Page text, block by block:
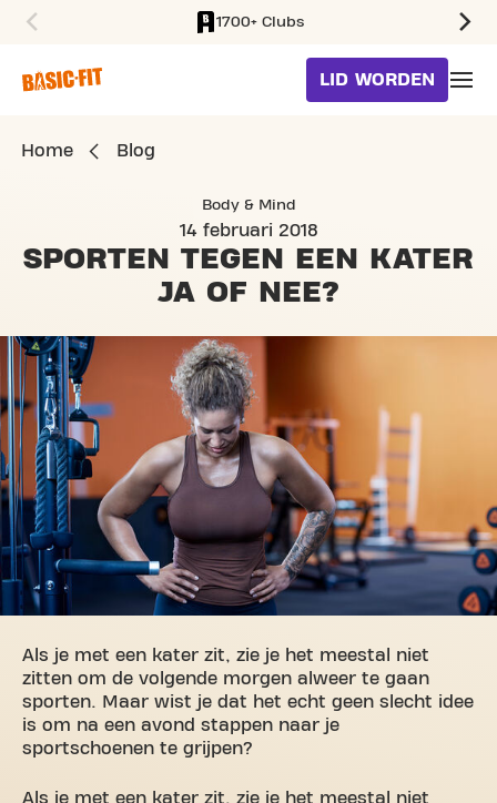
1700+ Clubs
LID WORDEN
Home Blog
Body & Mind
14 februari 2018
SPORTEN TEGEN EEN KATER
JA OF NEE?
Als je met een kater zit, zie je het meestal niet
zitten om de volgende morgen alweer te gaan
sporten. Maar wist je dat het echt geen slecht idee
is om na een avond stappen naar je
sportschoenen te grijpen?
Als je met een kater zit, zie je het meestal niet